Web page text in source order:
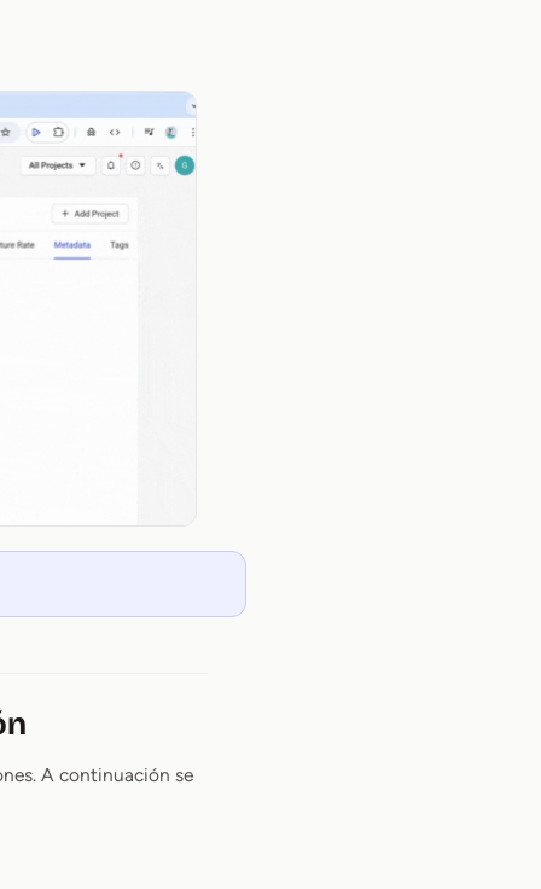
A continuación se